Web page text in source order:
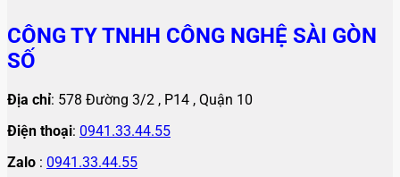
CÔNG TY TNHH CÔNG NGHỆ SÀI GÒN
SỐ
Địa chỉ: 578 Đường 3/2 , P14 , Quận 10
Điện thoại: 0941.33.44.55
Zalo : 0941.33.44.55